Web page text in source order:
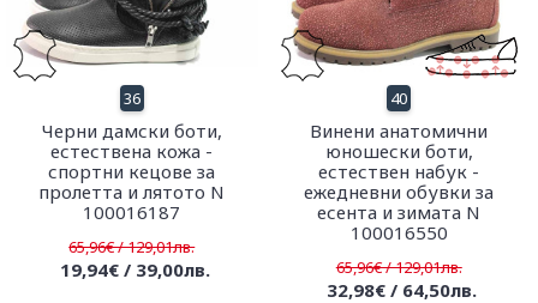
36
Черни дамски боти,
естествена кожа -
спортни кецове за
пролетта и лятото N
100016187
65,96€ / 129,01лв.
19,94€ / 39,00лв.
40
Винени анатомични
юношески боти,
естествен набук -
ежедневни обувки за
есента и зимата N
100016550
65,96€ / 129,01лв.
32,98€ / 64,50лв.